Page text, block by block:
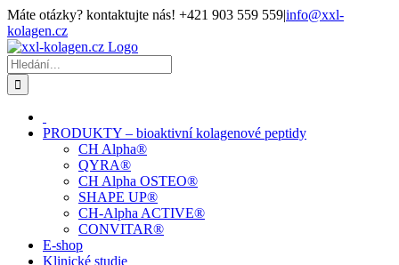
Přeskočit
na
obsah
Máte otázky? kontaktujte nás! +421 903 559 559|info@xxl-
kolagen.cz
Facebook
Hledat:
PRODUKTY – bioaktivní kolagenové peptidy
CH Alpha®
QYRA®
CH Alpha OSTEO®
SHAPE UP®
CH-Alpha ACTIVE®
CONVITAR®
E-shop
Klinické studie